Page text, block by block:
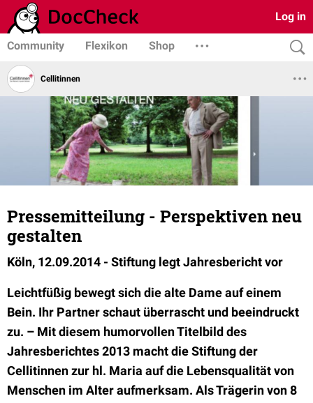
Log in
Community Flexikon Shop
Cellitinnen
Pressemitteilung - Perspektiven neu
gestalten
Köln, 12.09.2014 - Stiftung legt Jahresbericht vor
Leichtfüßig bewegt sich die alte Dame auf einem
Bein. Ihr Partner schaut überrascht und beeindruckt
zu. – Mit diesem humorvollen Titelbild des
Jahresberichtes 2013 macht die Stiftung der
Cellitinnen zur hl. Maria auf die Lebensqualität von
Menschen im Alter aufmerksam. Als Trägerin von 8